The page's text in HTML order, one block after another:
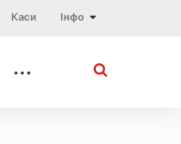
Інфо
Каси
...